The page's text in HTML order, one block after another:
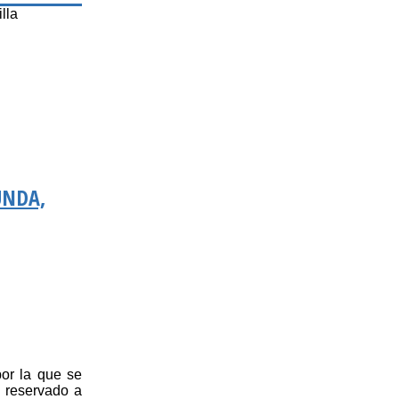
la que se
reservado a